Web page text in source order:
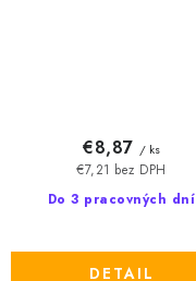
Do 3 pracovných dní
€7,21 bez DPH
€8,87 / ks
DETAIL